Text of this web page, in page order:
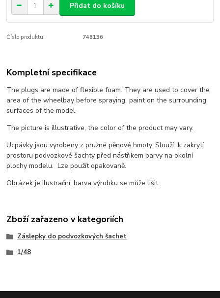
Přidat do košíku
Číslo produktu: 748136
Kompletní specifikace
The plugs are made of flexible foam. They are used to cover the
area of the wheelbay before spraying paint on the surrounding
surfaces of the model.
The picture is illustrative, the color of the product may vary.
Ucpávky jsou vyrobeny z pružné pěnové hmoty. Slouží k zakrytí
prostoru podvozkové šachty před nástřikem barvy na okolní
plochy modelu. Lze použít opakovaně.
Obrázek je ilustrační, barva výrobku se může lišit.
Zboží zařazeno v kategoriích
Záslepky do podvozkových šachet
1/48